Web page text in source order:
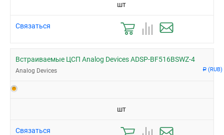
Р (RUB)
шт
Связаться
Встраиваемые ЦСП Analog Devices ADSP-BF516BSWZ-4
Analog Devices
шт
Связаться